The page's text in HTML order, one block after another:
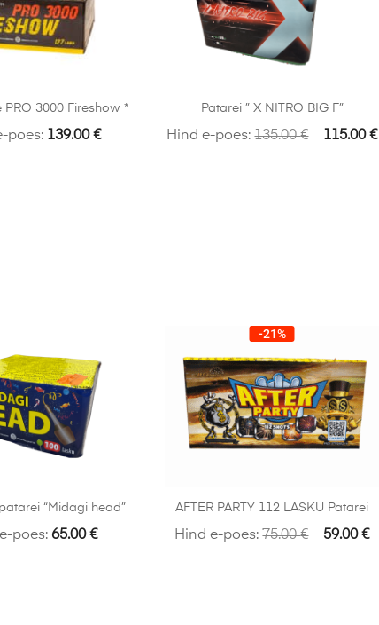
PRO 3000 Fireshow *
poes: 139.00€
Patarei ” X NITRO BIG F”
Hind e-poes:135.00€ 115.00€
“Midagi head”
poes: 65.00€
-21%
AFTER PARTY 112 LASKU Patarei
Hind e-poes:75.00€ 59.00€